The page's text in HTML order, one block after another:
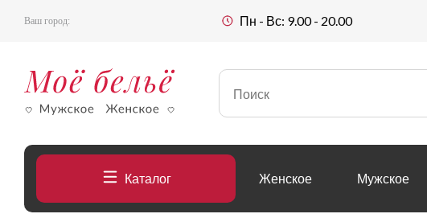
Ваш город: Пн - Вс: 9.00 - 20.00
Каталог Женское Мужское